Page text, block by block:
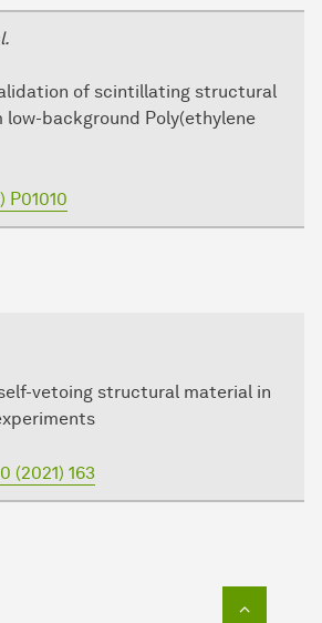
of scintillating structural
low-background Poly(ethylene
P01010
vetoing structural material in
(2021) 163